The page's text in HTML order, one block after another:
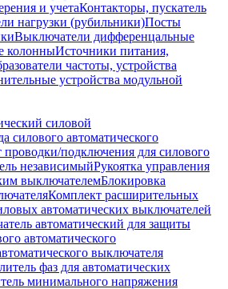
и учетаКонтакторы, пускатель
нагрузки (рубильники)Посты
Выключатели дифференцальные
колонныИсточники питания,
частоты, устройства
устройства модульной
силовой
силового автоматического
проводки/подключения для силового
независимыйРукоятка управления
выключателемБлокировка
Комплект расширительных
автоматических выключателей
автоматический для защиты
автоматического
выключателя
фаз для автоматических
минимального напряжения